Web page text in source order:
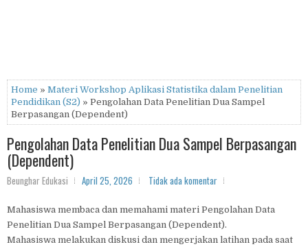
Home » Materi Workshop Aplikasi Statistika dalam Penelitian
Pendidikan (S2) » Pengolahan Data Penelitian Dua Sampel
Berpasangan (Dependent)
Pengolahan Data Penelitian Dua Sampel Berpasangan
(Dependent)
Beunghar Edukasi April 25, 2026 Tidak ada komentar
Mahasiswa membaca dan memahami materi Pengolahan Data
Penelitian Dua Sampel Berpasangan (Dependent).
Mahasiswa melakukan diskusi dan mengerjakan latihan pada saat